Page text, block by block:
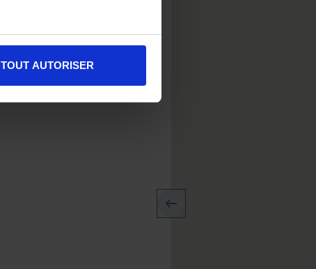
TOUT AUTORISER